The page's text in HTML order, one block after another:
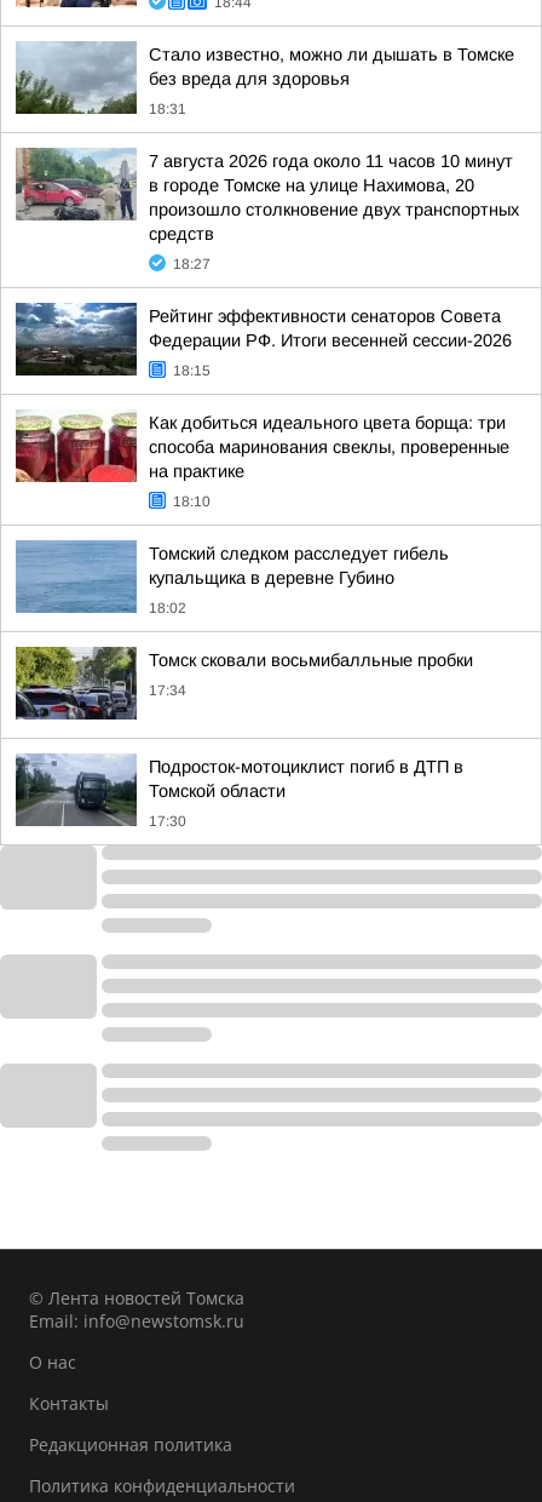
Стало известно, можно ли дышать в Томске
без вреда для здоровья
18:31
7 августа 2026 года около 11 часов 10 минут
в городе Томске на улице Нахимова, 20
произошло столкновение двух транспортных
средств
18:27
Рейтинг эффективности сенаторов Совета
Федерации РФ. Итоги весенней сессии-2026
18:15
Как добиться идеального цвета борща: три
способа маринования свеклы, проверенные
на практике
18:10
Томский следком расследует гибель
купальщика в деревне Губино
18:02
Томск сковали восьмибалльные пробки
17:34
Подросток-мотоциклист погиб в ДТП в
Томской области
17:30
© Лента новостей Томска
Email: info@newstomsk.ru
О нас
Контакты
Редакционная политика
Политика конфиденциальности